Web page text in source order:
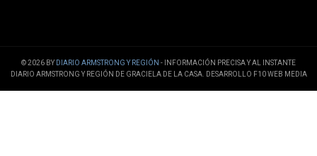
© 2026 BY DIARIO ARMSTRONG Y REGIÓN - INFORMACIÓN PRECISA Y AL INSTANTE
DIARIO ARMSTRONG Y REGIÓN DE GRACIELA DE LA CASA. DESARROLLO F10 WEB MEDIA